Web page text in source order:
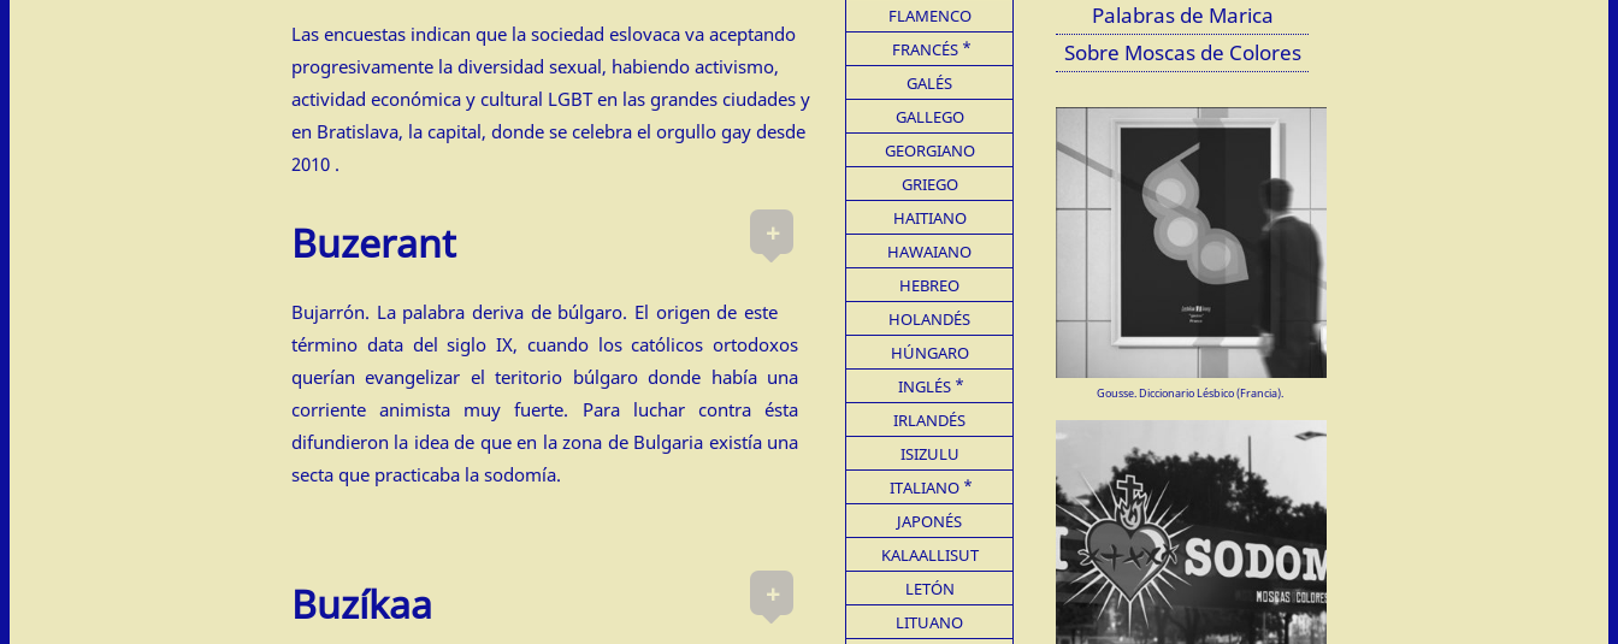
Las encuestas indican que la sociedad eslovaca va aceptando
progresivamente la diversidad sexual, habiendo activismo,
actividad económica y cultural LGBT en las grandes ciudades y
en Bratislava, la capital, donde se celebra el orgullo gay desde
2010 .
+
Buzerant
Bujarrón. La palabra deriva de búlgaro. El origen de este
término data del siglo IX, cuando los católicos ortodoxos
querían evangelizar el teritorio búlgaro donde había una
corriente animista muy fuerte. Para luchar contra ésta
difundieron la idea de que en la zona de Bulgaria existía una
secta que practicaba la sodomía.
+
Buzíkaa
Palabras de Marica
Sobre Moscas de Colores
Gousse. Diccionario Lésbico (Francia).
FLAMENCO
FRANCÉS
GALÉS
GALLEGO
GEORGIANO
GRIEGO
HAITIANO
HAWAIANO
HEBREO
HOLANDÉS
HÚNGARO
INGLÉS
IRLANDÉS
ISIZULU
ITALIANO
JAPONÉS
KALAALLISUT
LETÓN
LITUANO